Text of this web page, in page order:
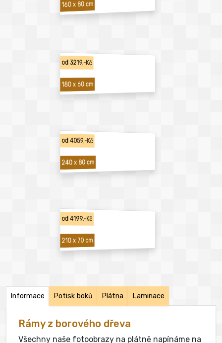
160 x 80 cm
od 3219,-Kč
180 x 60 cm
od 4059,-Kč
240 x 80 cm
od 4199,-Kč
210 x 70 cm
Informace Potisk boků Plátna Laminace
Rámy z borového dřeva
Všechny naše fotoobrazy na plátně napínáme na